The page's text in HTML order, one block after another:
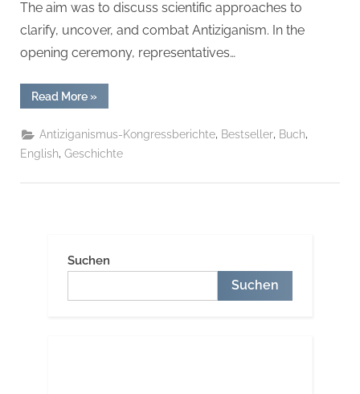
The aim was to discuss scientific approaches to
clarify, uncover, and combat Antiziganism. In the
opening ceremony, representatives…
Read More“II.
International
/
Antigypsyism
Congress:
and
»
Antiziganismus-Kongressberichte, Bestseller, Buch,
English, Geschichte
Suchen
Suchen